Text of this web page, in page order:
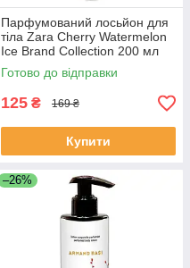
Парфумований лосьйон для
тіла Zara Cherry Watermelon
Ice Brand Collection 200 мл
Готово до відправки
125 ₴ 169 ₴
Купити
–26%